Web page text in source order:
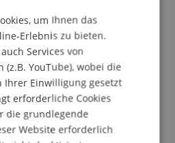
(LL.M.) in Banking &
(LL.M.) im
und Trustrecht
(LL.M.) in International
um Ihnen das
Erlebnis zu bieten.
Services von
YouTube), wobei die
Ihrer Einwilligung gesetzt
erforderliche Cookies
die grundlegende
Website erforderlich